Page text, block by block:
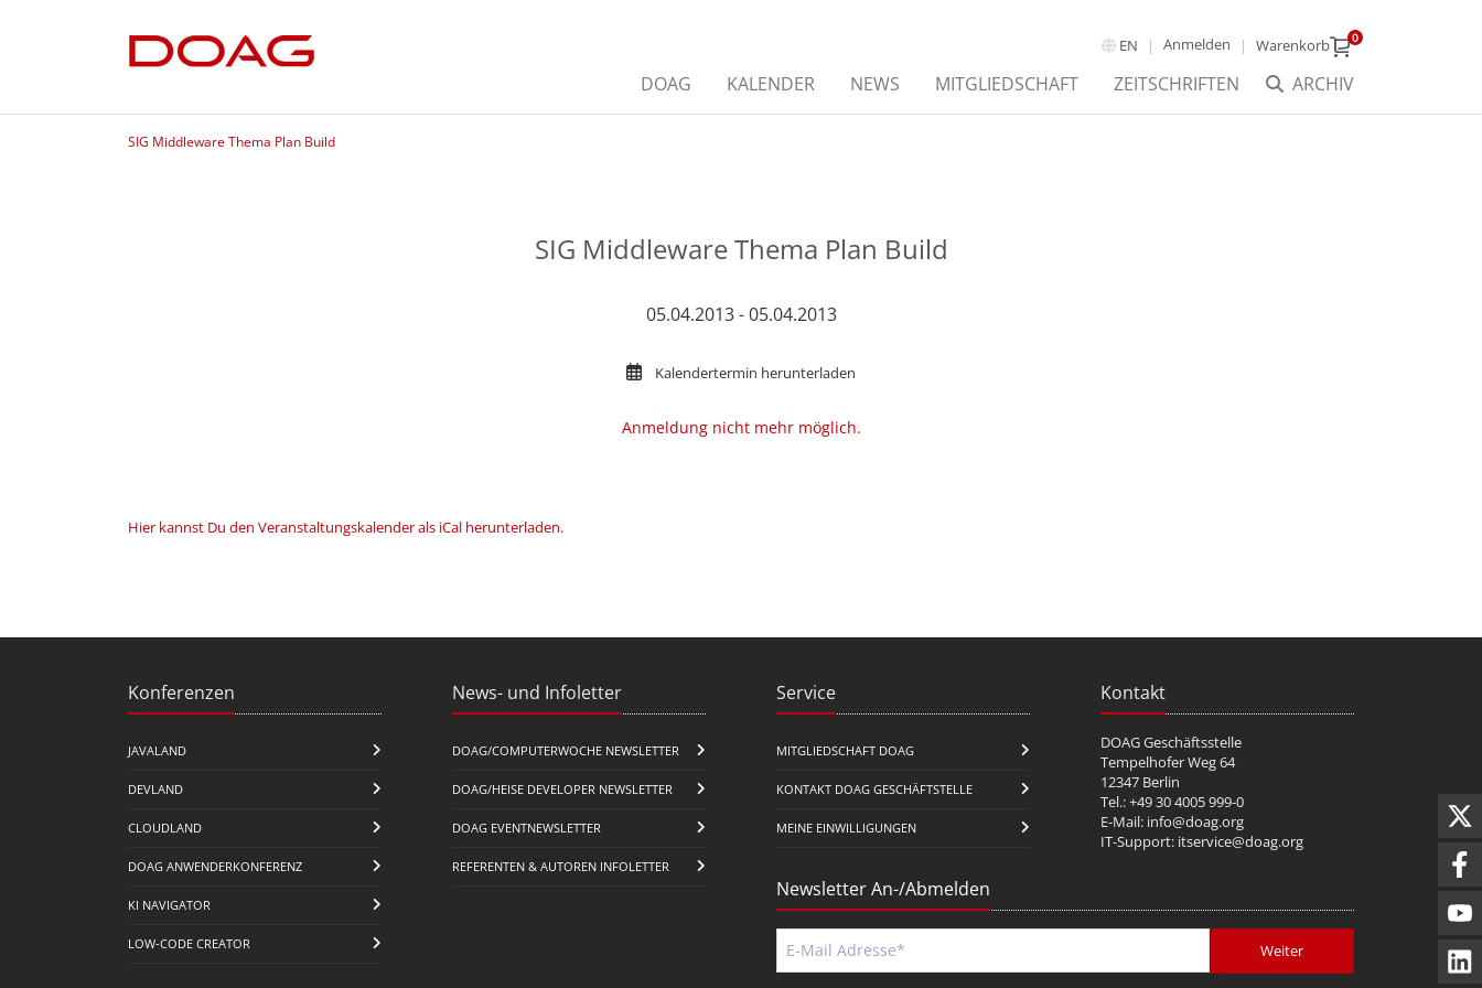
EN Anmelden Warenkorb 0
ARCHIV
DOAG KALENDER NEWS MITGLIEDSCHAFT ZEITSCHRIFTEN
SIG Middleware Thema Plan Build
SIG Middleware Thema Plan Build
05.04.2013 - 05.04.2013
Kalendertermin herunterladen
Anmeldung nicht mehr möglich.
Hier kannst Du den Veranstaltungskalender als iCal herunterladen.
Konferenzen
JAVALAND
DEVLAND
CLOUDLAND
DOAG ANWENDERKONFERENZ
KI NAVIGATOR
LOW-CODE CREATOR
News- und Infoletter
DOAG/COMPUTERWOCHE NEWSLETTER
DOAG/HEISE DEVELOPER NEWSLETTER
DOAG EVENTNEWSLETTER
REFERENTEN & AUTOREN INFOLETTER
Service
MITGLIEDSCHAFT DOAG
KONTAKT DOAG GESCHÄFTSTELLE
MEINE EINWILLIGUNGEN
Kontakt
DOAG Geschäftsstelle
Tempelhofer Weg 64
12347 Berlin
Tel.: +49 30 4005 999-0
E-Mail: info@doag.org
IT-Support: itservice@doag.org
Newsletter An-/Abmelden
Weiter